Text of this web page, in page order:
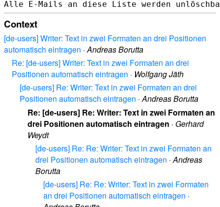
Context
[de-users] Writer: Text in zwei Formaten an drei Positionen
automatisch eintragen ·Andreas Borutta
Re: [de-users] Writer: Text in zwei Formaten an drei
Positionen automatisch eintragen · Wolfgang Jäth
[de-users] Re: Writer: Text in zwei Formaten an drei
Positionen automatisch eintragen ·Andreas Borutta
Re: [de-users] Re: Writer: Text in zwei Formaten an
drei Positionen automatisch eintragen · Gerhard
Weydt
[de-users] Re: Re: Writer: Text in zwei Formaten an
drei Positionen automatisch eintragen ·Andreas
Borutta
[de-users] Re: Re: Writer: Text in zwei Formaten
an drei Positionen automatisch eintragen ·